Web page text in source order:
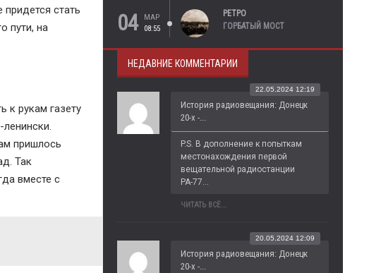
стать
пути, на
к рукам газету
пришлось
Так
вместе с
04
МАР
08:55
РЕТРО
ГОРБАТЫЙ МОСТ
НЕДАВНИЕ КОММЕНТАРИИ
История радиовещания: Донецк
20-х -...
22.05.2024 12:19
P.S. В дополнение к попыткам
местонахождения первой
вещательной радиостанции
РА-77...
ЧИТАТЬ ВСЁ...
История радиовещания: Донецк
20-х -...
20.05.2024 12:09